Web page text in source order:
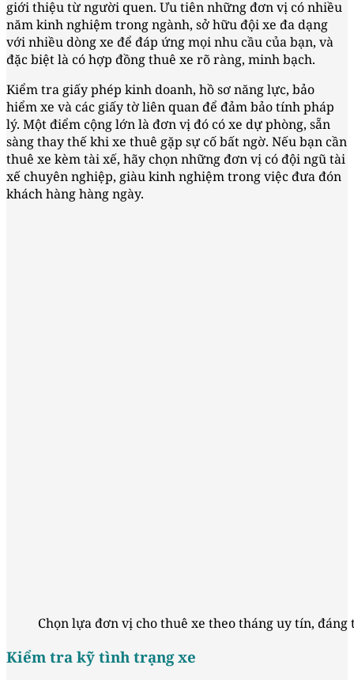
giới thiệu từ người quen. Ưu tiên những đơn vị có nhiều
năm kinh nghiệm trong ngành, sở hữu đội xe đa dạng
với nhiều dòng xe để đáp ứng mọi nhu cầu của bạn, và
đặc biệt là có hợp đồng thuê xe rõ ràng, minh bạch.
Kiểm tra giấy phép kinh doanh, hồ sơ năng lực, bảo
hiểm xe và các giấy tờ liên quan để đảm bảo tính pháp
lý. Một điểm cộng lớn là đơn vị đó có xe dự phòng, sẵn
sàng thay thế khi xe thuê gặp sự cố bất ngờ. Nếu bạn cần
thuê xe kèm tài xế, hãy chọn những đơn vị có đội ngũ tài
xế chuyên nghiệp, giàu kinh nghiệm trong việc đưa đón
khách hàng hàng ngày.
Chọn lựa đơn vị cho thuê xe theo tháng uy tín, đáng
Kiểm tra kỹ tình trạng xe